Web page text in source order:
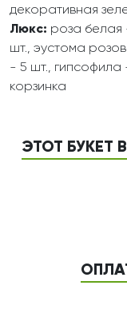
декоративная
Люкс: роза белая
шт., эустома
- 5 шт., гипсофила
корзинка
ЭТОТ БУКЕТ